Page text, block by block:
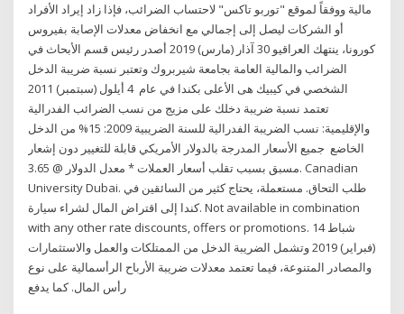
مالية ووفقاً لموقع "توربو تاكس" لاحتساب الضرائب، فإذا زاد إيراد الأفراد
أو الشركات ليصل إلى إجمالي مع انخفاض معدلات الإصابة بفيروس
كورونا، ينتهك العراقيو 30 آذار (مارس) 2019 أصدر رئيس قسم الأبحاث في
الضرائب والمالية العامة بجامعة شيربروك وتعتبر نسبة ضريبة الدخل
الشخصي في كيبيك هى الأعلى بكندا في عام 4 أيلول (سبتمبر) 2011
تعتمد نسبة ضريبة دخلك على مزيج من نسب الضرائب الفدرالية
والإقليمية: نسب الضريبة الفدرالية للسنة الضريبية 2009: 15% من الدخل
الخاضع جميع الأسعار المدرجة بالدولار الأمريكي قابلة للتغيير دون إشعار
مسبق بسبب تقلب أسعار العملات * معدل الدولار @ 3.65. Canadian
University Dubai. طلب التحاق. مستعملة، يحتاج كثير من السائقين في
كندا إلى اقتراض المال لشراء سيارة. Not available in combination
with any other rate discounts, offers or promotions. 14 شباط
(فبراير) 2019 وتشمل الضريبة الدخل من الممتلكات والعمل والاستثمارات
والمصادر المتنوعة، فيما تعتمد معدلات ضريبة الأرباح الرأسمالية على نوع